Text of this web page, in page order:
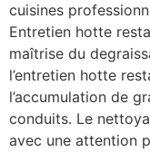
cuisines
Entretien hotte
maîtrise du
l’entretien hotte
l’accumulation de
conduits. Le
avec une attention